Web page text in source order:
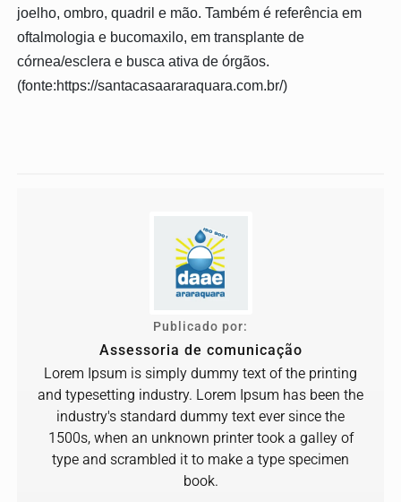
joelho, ombro, quadril e mão. Também é referência em
oftalmologia e bucomaxilo, em transplante de
córnea/esclera e busca ativa de órgãos.
(fonte:https://santacasaararaquara.com.br/)
Publicado por:
Assessoria de comunicação
Lorem Ipsum is simply dummy text of the printing
and typesetting industry. Lorem Ipsum has been the
industry's standard dummy text ever since the
1500s, when an unknown printer took a galley of
type and scrambled it to make a type specimen
book.